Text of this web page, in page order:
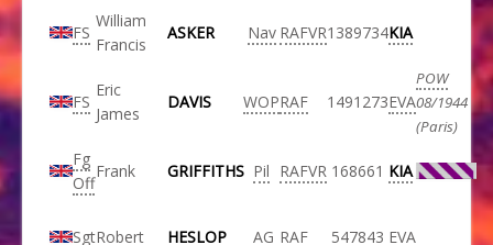
FS
William
Francis
ASKER Nav RAFVR1389734KIA
FS
Eric
James
DAVIS WOPRAF 1491273EVA
POW
08/1944
(Paris)
Fg
Off
Frank GRIFFITHS Pil RAFVR 168661 KIA
SgtRobert HESLOP AG RAF 547843 EVA